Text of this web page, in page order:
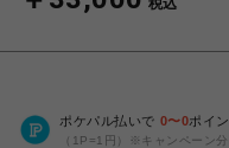
税込
ポケパル払いで 0〜0ポイ
（1P=1円）※キャンペーン分